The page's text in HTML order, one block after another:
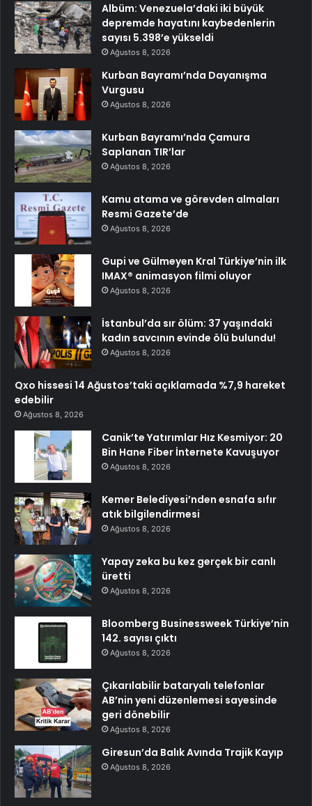
Albüm: Venezuela’daki iki büyük
depremde hayatını kaybedenlerin
sayısı 5.398’e yükseldi
Ağustos 8, 2026
Kurban Bayramı’nda Dayanışma
Vurgusu
Ağustos 8, 2026
Kurban Bayramı’nda Çamura
Saplanan TIR’lar
Ağustos 8, 2026
Kamu atama ve görevden almaları
Resmi Gazete’de
Ağustos 8, 2026
Gupi ve Gülmeyen Kral Türkiye’nin ilk
IMAX® animasyon filmi oluyor
Ağustos 8, 2026
İstanbul’da sır ölüm: 37 yaşındaki
kadın savcının evinde ölü bulundu!
Ağustos 8, 2026
Qxo hissesi 14 Ağustos’taki açıklamada %7,9 hareket
edebilir
Ağustos 8, 2026
Canik’te Yatırımlar Hız Kesmiyor: 20
Bin Hane Fiber İnternete Kavuşuyor
Ağustos 8, 2026
Kemer Belediyesi’nden esnafa sıfır
atık bilgilendirmesi
Ağustos 8, 2026
Yapay zeka bu kez gerçek bir canlı
üretti
Ağustos 8, 2026
Bloomberg Businessweek Türkiye’nin
142. sayısı çıktı
Ağustos 8, 2026
Çıkarılabilir bataryalı telefonlar
AB’nin yeni düzenlemesi sayesinde
geri dönebilir
Ağustos 8, 2026
Giresun’da Balık Avında Trajik Kayıp
Ağustos 8, 2026